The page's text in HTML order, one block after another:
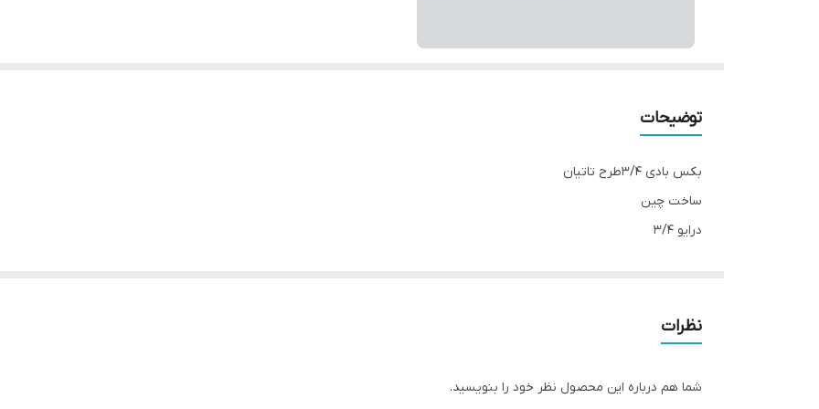
توضیحات
بکس بادی ۳/۴طرح تاتیان
ساخت چین
درایو ۳/۴
۴۶۰۰دور در دقیقه
۶/۳بار
نظرات
شما هم درباره این محصول نظر خود را بنویسید.